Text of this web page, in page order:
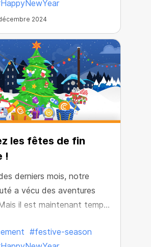
rapproche des prix
en valent la peine.
2024
les fêtes de fin
!
derniers mois, notre
a vécu des aventures
il est maintenant temps
Préparez-vous pour les
#festive-season